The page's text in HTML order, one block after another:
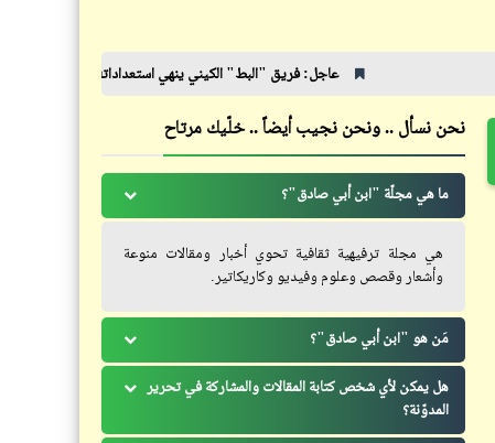
عاجل: فريق "البط" الكيني ينهي استعداداته لملاقاة "الأهلي"
نحن نسأل .. ونحن نجيب أيضاً .. خلّيك مرتاح
ما هي مجلّة "ابن أبي صادق"؟
هي مجلة ترفيهية ثقافية تحوي أخبار ومقالات منوعة
وأشعار وقصص وعلوم وفيديو وكاريكاتير.
مَن هو "ابن أبي صادق"؟
هل يمكن لأي شخص كتابة المقالات والمشاركة في تحرير
المدوّنة؟
فيدراديو
مقارنة فظيعة بين الأفلام الأميريكية
والهندية | الهندي يوكل